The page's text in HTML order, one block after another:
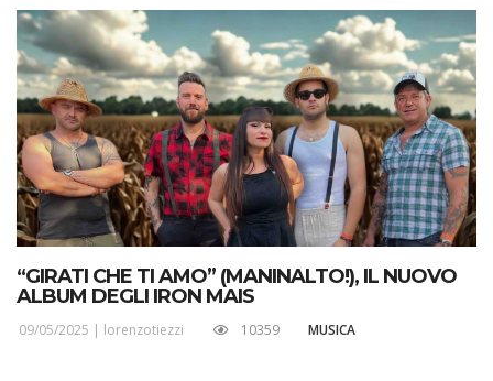
“GIRATI CHE TI AMO” (MANINALTO!), IL NUOVO
ALBUM DEGLI IRON MAIS
09/05/2025 | lorenzotiezzi 10359 MUSICA